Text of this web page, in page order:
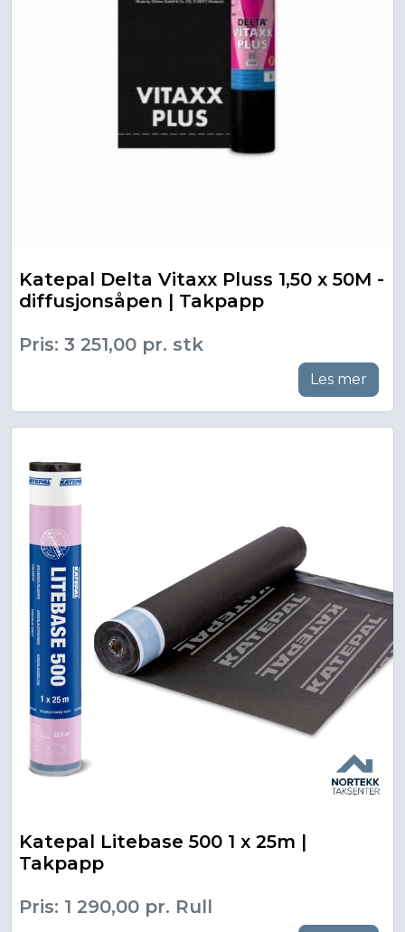
Katepal Delta Vitaxx Pluss 1,50 x 50M -
diffusjonsåpen | Takpapp
Pris: 3 251,00 pr. stk
Les mer
Katepal Litebase 500 1 x 25m |
Takpapp
Pris: 1 290,00 pr. Rull